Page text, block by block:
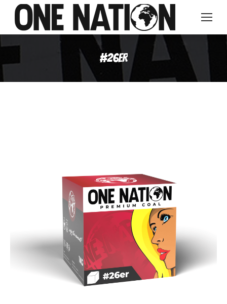
#26ER